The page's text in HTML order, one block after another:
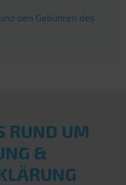
den Gebühren des
RUND UM
&